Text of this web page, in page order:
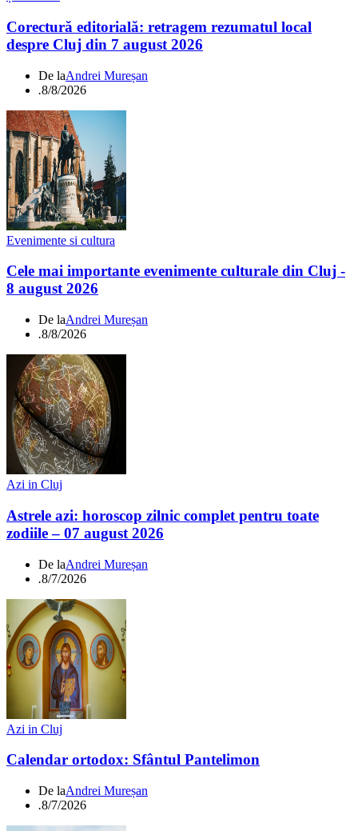
Corectură editorială: retragem rezumatul local
despre Cluj din 7 august 2026
De laAndrei Mureșan
.8/8/2026
Evenimente si cultura
Cele mai importante evenimente culturale din Cluj -
8 august 2026
De laAndrei Mureșan
.8/8/2026
Azi in Cluj
Astrele azi: horoscop zilnic complet pentru toate
zodiile – 07 august 2026
De laAndrei Mureșan
.8/7/2026
Azi in Cluj
Calendar ortodox: Sfântul Pantelimon
De laAndrei Mureșan
.8/7/2026